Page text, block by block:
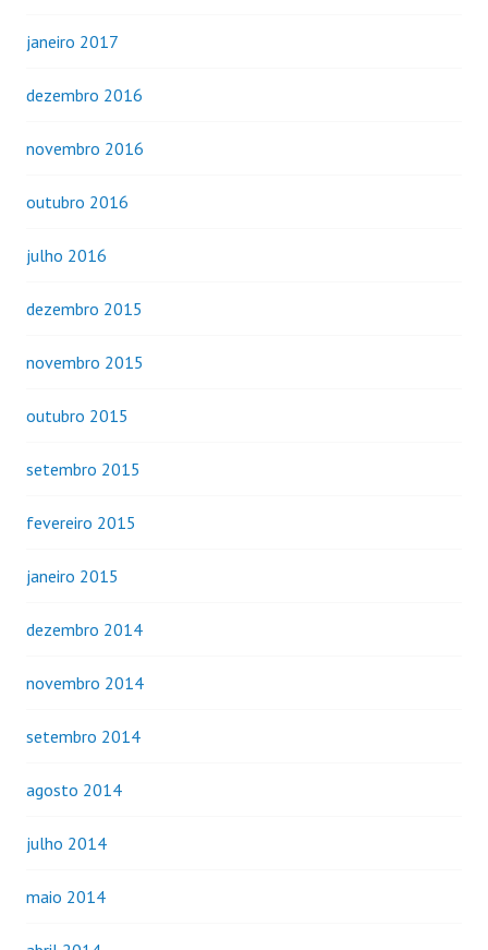
janeiro 2017
dezembro 2016
novembro 2016
outubro 2016
julho 2016
dezembro 2015
novembro 2015
outubro 2015
setembro 2015
fevereiro 2015
janeiro 2015
dezembro 2014
novembro 2014
setembro 2014
agosto 2014
julho 2014
maio 2014